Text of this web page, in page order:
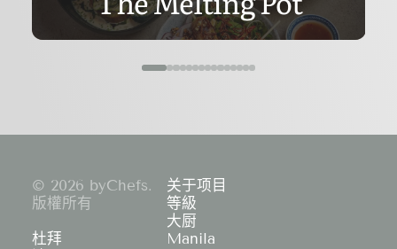
© 2026 byChefs.
版權所有
关于项目
等級
大厨
杜拜
Manila